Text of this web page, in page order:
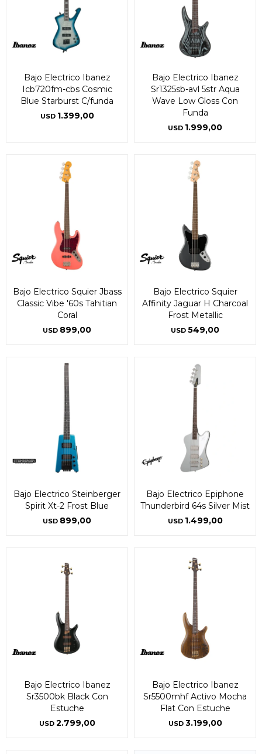
Bajo Electrico Ibanez
Icb720fm-cbs Cosmic
Blue Starburst C/funda
USD 1.399,00
Bajo Electrico Ibanez
Sr1325sb-avl 5str Aqua
Wave Low Gloss Con
Funda
USD 1.999,00
Bajo Electrico Squier Jbass
Classic Vibe '60s Tahitian
Coral
USD 899,00
Bajo Electrico Squier
Affinity Jaguar H Charcoal
Frost Metallic
USD 549,00
Bajo Electrico Steinberger
Spirit Xt-2 Frost Blue
USD 899,00
Bajo Electrico Epiphone
Thunderbird 64s Silver Mist
USD 1.499,00
Bajo Electrico Ibanez
Sr3500bk Black Con
Estuche
USD 2.799,00
Bajo Electrico Ibanez
Sr5500mhf Activo Mocha
Flat Con Estuche
USD 3.199,00